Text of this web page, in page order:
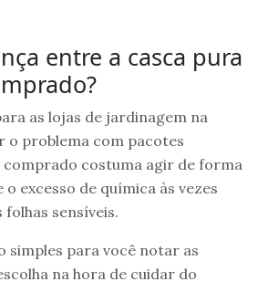
entre a casca pura
as lojas de jardinagem na
o problema com pacotes
comprado costuma agir de forma
excesso de química às vezes
folhas sensíveis.
simples para você notar as
na hora de cuidar do